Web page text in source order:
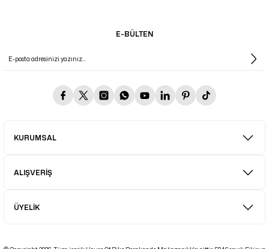
E-BÜLTEN
KURUMSAL
ALIŞVERİŞ
ÜYELİK